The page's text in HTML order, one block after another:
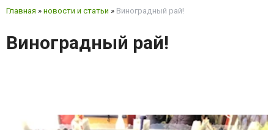
Главная » новости и статьи » Виноградный рай!
Виноградный рай!